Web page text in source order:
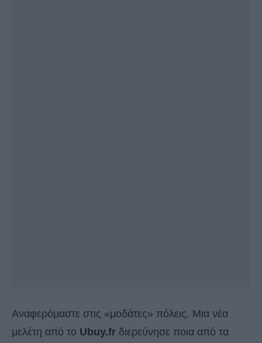
Αναφερόμαστε στις «μοδάτες» πόλεις. Μια νέα
μελέτη από το Ubuy.fr διερεύνησε ποια από τα